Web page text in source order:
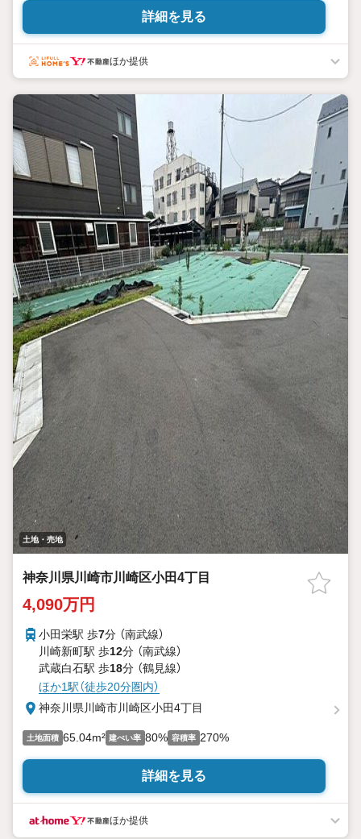
詳細を見る
ほか提供
土地・売地
神奈川県川崎市川崎区小田4丁目
4,090万円
小田栄駅 歩7分 （南武線）
川崎新町駅 歩12分 （南武線）
武蔵白石駅 歩18分 （鶴見線）
ほか1駅（徒歩20分圏内）
神奈川県川崎市川崎区小田4丁目
土地面積 65.04m² 建ぺい率 80% 容積率 270%
詳細を見る
ほか提供